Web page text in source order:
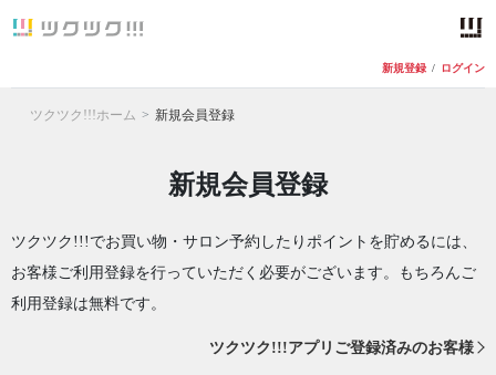
新規登録 / ログイン
ツクツク!!!ホーム 新規会員登録
新規会員登録
ツクツク!!!でお買い物・サロン予約したりポイントを貯めるには、
お客様ご利用登録を行っていただく必要がございます。もちろんご
利用登録は無料です。
ツクツク!!!アプリご登録済みのお客様